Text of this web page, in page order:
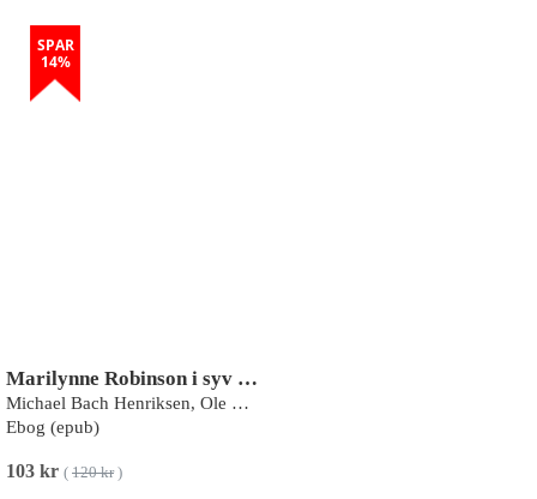
SPAR
14%
Marilynne Robinson i syv sind
Michael Bach Henriksen, Ole Morsing
Ebog (epub)
103 kr ( 120 kr)